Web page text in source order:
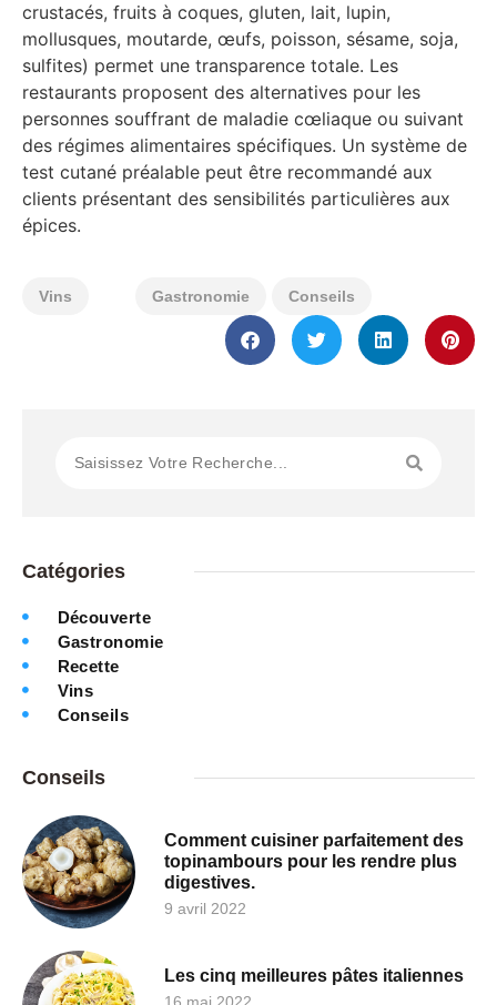
crustacés, fruits à coques, gluten, lait, lupin,
mollusques, moutarde, œufs, poisson, sésame, soja,
sulfites) permet une transparence totale. Les
restaurants proposent des alternatives pour les
personnes souffrant de maladie cœliaque ou suivant
des régimes alimentaires spécifiques. Un système de
test cutané préalable peut être recommandé aux
clients présentant des sensibilités particulières aux
épices.
Vins Gastronomie Conseils
Catégories
Découverte
Gastronomie
Recette
Vins
Conseils
Conseils
Comment cuisiner parfaitement des
topinambours pour les rendre plus
digestives.
9 avril 2022
Les cinq meilleures pâtes italiennes